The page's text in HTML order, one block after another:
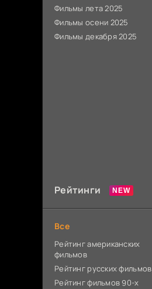
Фильмы лета 2025
Фильмы осени 2025
Фильмы декабря 2025
Рейтинги
Все
Рейтинг американских
фильмов
Рейтинг русских фильмов
Рейтинг фильмов 90-х